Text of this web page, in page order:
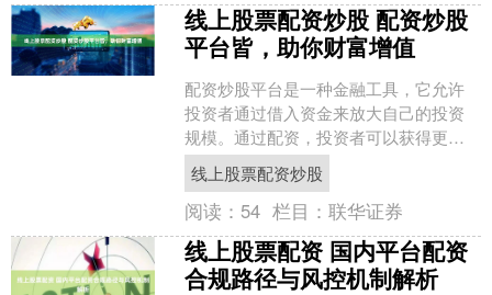
线上股票配资炒股 配资炒股
平台皆，助你财富增值
配资炒股平台是一种金融工具，它允许
投资者通过借入资金来放大自己的投资
规模。通过配资，投资者可以获得更高
的杠杆率线上股票配资炒股，从而提高
潜在收益。 * **降低....
线上股票配资炒股
阅读： 54 栏目：联华证券
线上股票配资 国内平台配资
合规路径与风控机制解析